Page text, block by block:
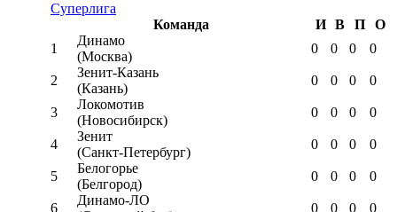
Суперлига
Команда
И В П
О
1
Динамо
(Москва)
0 0 0 0
2
Зенит-Казань
(Казань)
0 0 0 0
3
Локомотив
(Новосибирск)
0 0 0 0
4
Зенит
(Санкт-Петербург)
0 0 0 0
5
Белогорье
(Белгород)
0 0 0 0
6
Динамо-ЛО
0 0 0 0